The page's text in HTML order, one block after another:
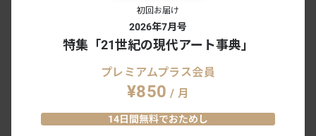
転。通称は「国立工芸館」に
金沢に移転・開館の「国立工芸
館」、ロゴタイプが決定。UMA /
design farmがデザイン
NEWS
初回お届け
2026年7月号
特集「21世紀の現代アート事典」
プレミアムプラス会員
¥850 / 月
14日間無料でおためし